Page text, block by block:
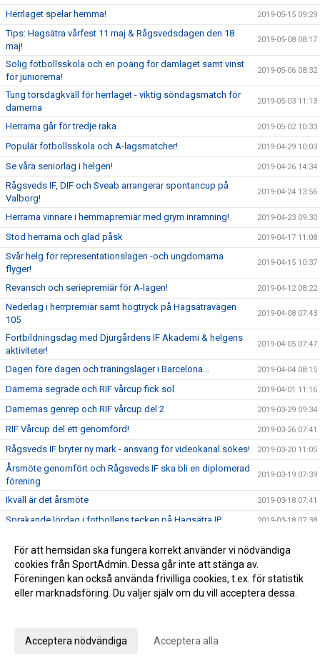
Herrlaget spelar hemma! 2019-05-15 09:29
Tips: Hagsätra vårfest 11 maj & Rågsvedsdagen den 18
maj!
2019-05-08 08:17
Solig fotbollsskola och en poäng för damlaget samt vinst
för juniorerna!
2019-05-06 08:32
Tung torsdagkväll för herrlaget - viktig söndagsmatch för
damerna
2019-05-03 11:13
Herrarna går för tredje raka 2019-05-02 10:33
Populär fotbollsskola och A-lagsmatcher! 2019-04-29 10:03
Se våra seniorlag i helgen! 2019-04-26 14:34
Rågsveds IF, DIF och Sveab arrangerar spontancup på
Valborg!
2019-04-24 13:56
Herrarna vinnare i hemmapremiär med grym inramning! 2019-04-23 09:30
Stöd herrarna och glad påsk 2019-04-17 11:08
Svår helg för representationslagen -och ungdomarna
flyger!
2019-04-15 10:37
Revansch och seriepremiär för A-lagen! 2019-04-12 08:22
Nederlag i herrpremiär samt högtryck på Hagsätravägen
105
2019-04-08 07:43
Fortbildningsdag med Djurgårdens IF Akademi & helgens
aktiviteter!
2019-04-05 07:47
Dagen före dagen och träningsläger i Barcelona... 2019-04-04 08:15
Damerna segrade och RIF vårcup fick sol 2019-04-01 11:16
Damernas genrep och RIF vårcup del 2 2019-03-29 09:34
RIF Vårcup del ett genomförd! 2019-03-26 07:41
Rågsveds IF bryter ny mark - ansvarig för videokanal sökes! 2019-03-20 11:05
Årsmöte genomfört och Rågsveds IF ska bli en diplomerad
förening
2019-03-19 07:39
Ikväll är det årsmöte 2019-03-18 07:41
Sprakande lördag i fotbollens tecken på Hagsätra IP 2019-03-18 07:38
STORA NYHETER: Rågsveds IF klara för divison 1 i futsal!
Rågsveds IF futsal kvalar till division 1 i helgen! 2019-03-08 11:39
Årets första ledar- och tränarmöte genomfört
Träningsmatchdag 1 för ungdomar
För att hemsidan ska fungera korrekt använder vi nödvändiga
cookies från SportAdmin. Dessa går inte att stänga av.
Föreningen kan också använda frivilliga cookies, t.ex. för statistik
eller marknadsföring. Du väljer själv om du vill acceptera dessa.
Acceptera nödvändiga Acceptera alla